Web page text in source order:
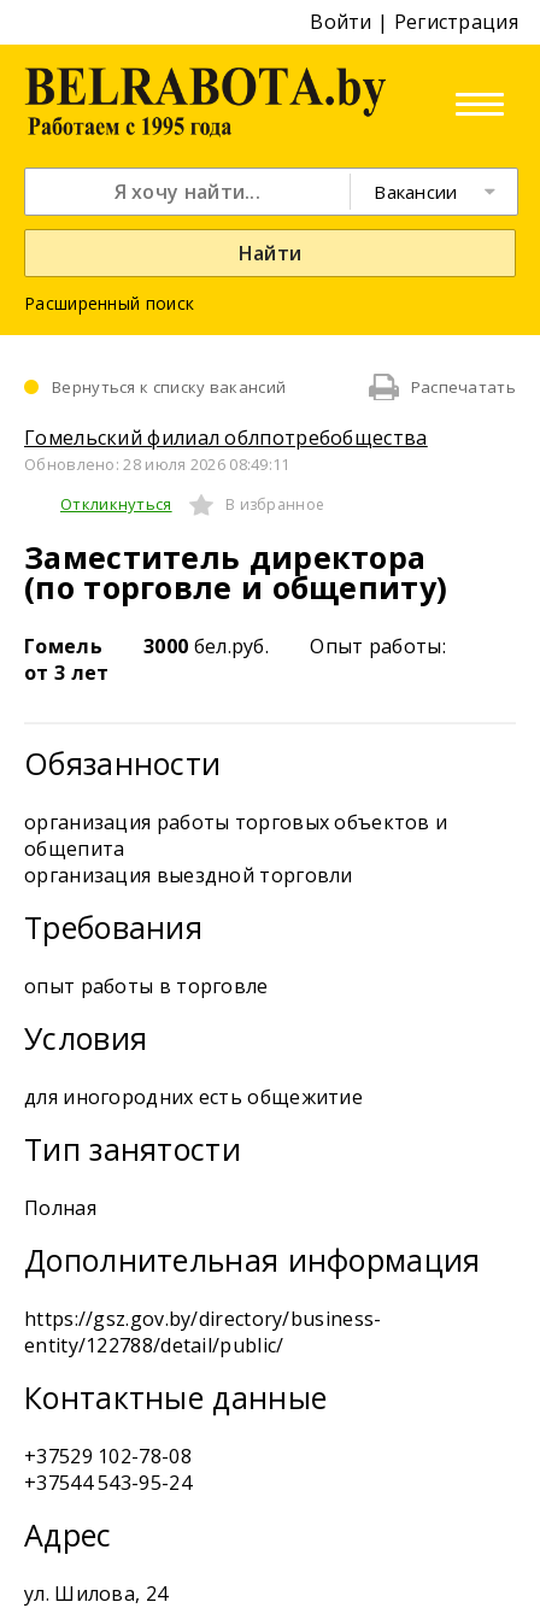
Войти | Регистрация
Вакансии
Найти
Расширенный поиск
Вернуться к списку вакансий Распечатать
Гомельский филиал облпотребобщества
Обновлено: 28 июля 2026 08:49:11
Откликнуться
В избранное
Заместитель директора
(по торговле и общепиту)
Гомель 3000 бел.руб.
Опыт работы:
от 3 лет
Обязанности
организация работы торговых объектов и
общепита
организация выездной торговли
Требования
опыт работы в торговле
Условия
для иногородних есть общежитие
Тип занятости
Полная
Дополнительная информация
https://gsz.gov.by/directory/business-
entity/122788/detail/public/
Контактные данные
+37529 102-78-08
+37544 543-95-24
Адрес
ул. Шилова, 24